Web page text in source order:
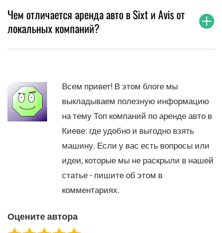
Чем отличается аренда авто в Sixt и Avis от
локальных компаний?
Всем привет! В этом блоге мы
выкладываем полезную информацию
на тему Топ компаний по аренде авто в
Киеве: где удобно и выгодно взять
машину. Если у вас есть вопросы или
идеи, которые мы не раскрыли в нашей
статье - пишите об этом в
комментариях.
Оцените автора